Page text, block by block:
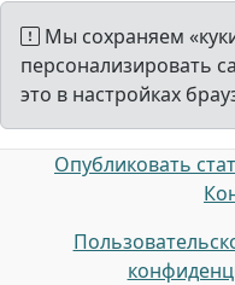
Мы сохраняем
персонализировать
это в настройках
Опубликовать